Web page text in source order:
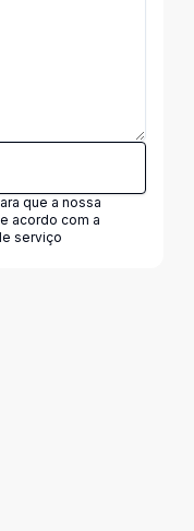
que a nossa
acordo com a
serviço